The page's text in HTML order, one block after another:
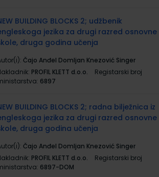
BUILDING BLOCKS 2; udžbenik
jezika za drugi razred osnovne
druga godina učenja
Čajo Anđel Domljan Knezović Singer
PROFIL KLETT d.o.o.
Registarski broj
6897
BUILDING BLOCKS 2; radna bilježnica iz
jezika za drugi razred osnovne
druga godina učenja
Čajo Anđel Domljan Knezović Singer
PROFIL KLETT d.o.o.
Registarski broj
6897-DOM